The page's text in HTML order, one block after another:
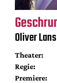
Oliver
Theater:
Regie:
Premiere: